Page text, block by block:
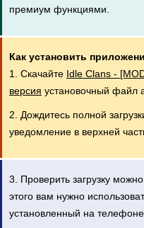
премиум функциями.
Как установить
1. Скачайте Idle Clans -
версия установочный файл
2. Дождитесь полной
уведомление в верхней
3. Проверить загрузку
этого вам нужно
установленный на телефоне.